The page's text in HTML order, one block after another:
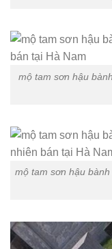
mộ tam sơn hậu
mộ tam sơn hậu